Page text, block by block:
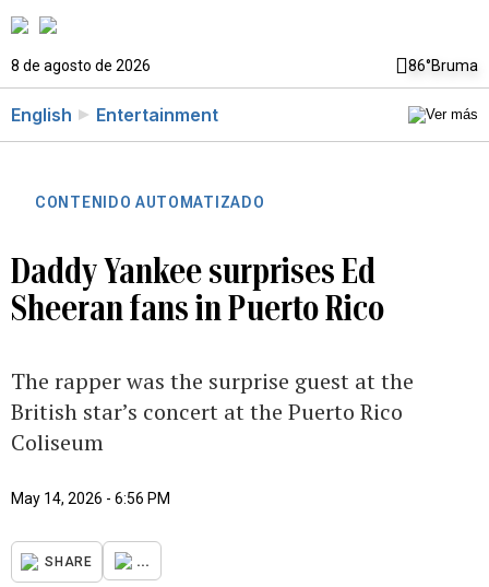
8 de agosto de 2026 86°Bruma
English Entertainment
CONTENIDO AUTOMATIZADO
Daddy Yankee surprises Ed
Sheeran fans in Puerto Rico
The rapper was the surprise guest at the
British star’s concert at the Puerto Rico
Coliseum
May 14, 2026 - 6:56 PM
SHARE ...